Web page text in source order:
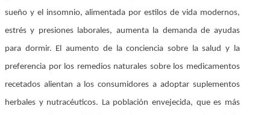
sueño y el insomnio, alimentada por estilos de vida modernos,
estrés y presiones laborales, aumenta la demanda de ayudas
para dormir. El aumento de la conciencia sobre la salud y la
preferencia por los remedios naturales sobre los medicamentos
recetados alientan a los consumidores a adoptar suplementos
herbales y nutracéuticos. La población envejecida, que es más